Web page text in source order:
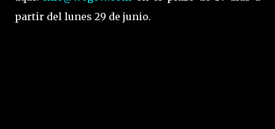
partir del lunes 29 de junio.